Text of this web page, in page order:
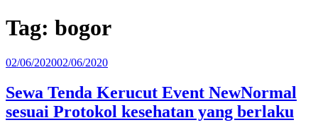
Tag: bogor
Diposkan
02/06/202002/06/2020
Sewa Tenda Kerucut Event NewNormal
sesuai Protokol kesehatan yang berlaku